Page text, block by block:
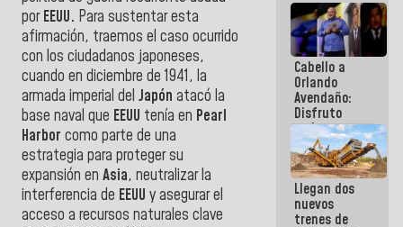
porEEUU. Para sustentar esta
afirmación, traemos el caso ocurrido
con los ciudadanos japoneses,
cuando en diciembre de 1941, la
armada imperial del Japón atacó la
base naval que EEUU tenía en Pearl
Harbor como parte de una
estrategia para proteger su
expansión en Asia, neutralizar la
interferencia de EEUU y asegurar el
acceso a recursos naturales clave
Cabello a
Orlando
Avendaño:
Disfruto
cada vez
que escribes
porque lo
que haces
es
embarrarla
Llegan dos
nuevos
trenes de